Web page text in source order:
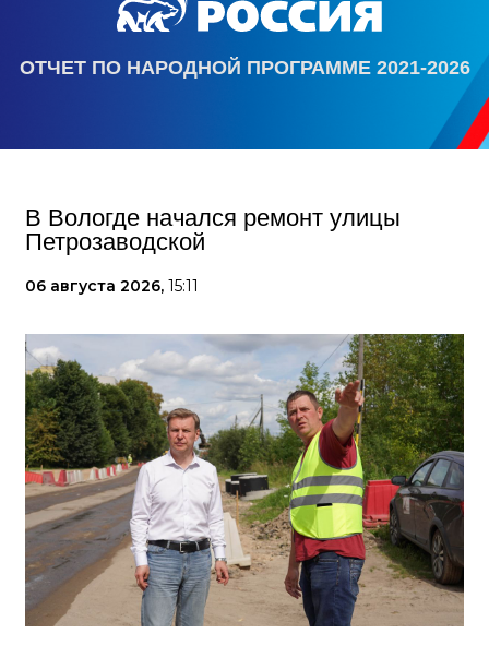
ОТЧЕТ ПО НАРОДНОЙ ПРОГРАММЕ 2021-2026
В Вологде начался ремонт улицы
Петрозаводской
06 августа 2026, 15:11